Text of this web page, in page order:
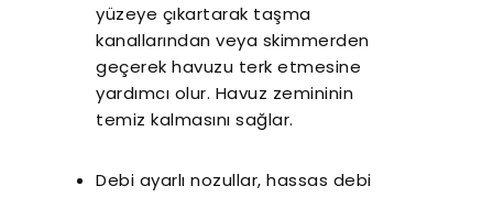
yüzeye çıkartarak taşma
kanallarından veya skimmerden
geçerek havuzu terk etmesine
yardımcı olur. Havuz zemininin
temiz kalmasını sağlar.
Debi ayarlı nozullar, hassas debi